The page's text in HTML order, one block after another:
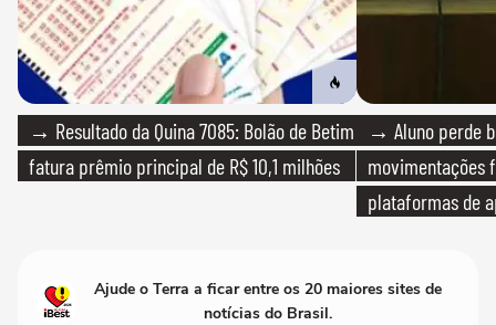
→ Resultado da Quina 7085: Bolão de Betim
fatura prêmio principal de R$ 10,1 milhões
→ Aluno perde
movimentações
plataformas de
Ajude o Terra a ficar entre os 20 maiores sites de
notícias do Brasil.